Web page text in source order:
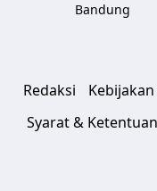
Bandung
Redaksi
Syarat & Ketentuan